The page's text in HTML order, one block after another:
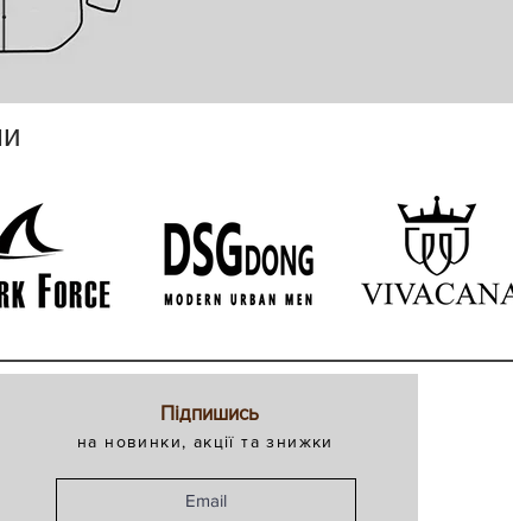
Підпишись
на новинки, акції та знижки